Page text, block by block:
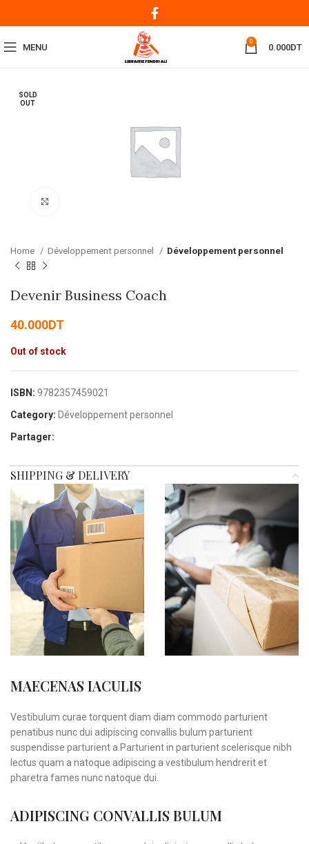
MENU
0
0.000DT
SOLD
OUT
Home Développement personnel Développement personnel
Devenir Business Coach
40.000DT
Out of stock
ISBN: 9782357459021
Category: Développement personnel
Partager:
SHIPPING & DELIVERY
MAECENAS IACULIS
Vestibulum curae torquent diam diam commodo parturient
penatibus nunc dui adipiscing convallis bulum parturient
suspendisse parturient a.Parturient in parturient scelerisque nibh
lectus quam a natoque adipiscing a vestibulum hendrerit et
pharetra fames nunc natoque dui.
ADIPISCING CONVALLIS BULUM